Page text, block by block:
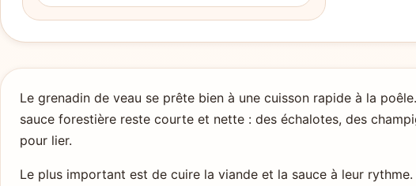
Le grenadin de veau se prête bien à une cuisson rapide à la
sauce forestière reste courte et nette : des échalotes, des
pour lier.
Le plus important est de cuire la viande et la sauce à leur